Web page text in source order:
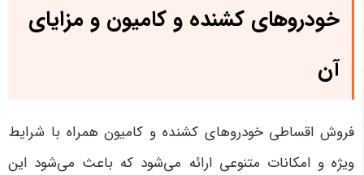
خودروهای کشنده و کامیون و مزایای
آن
فروش اقساطی خودروهای کشنده و کامیون همراه با شرایط
ویژه و امکانات متنوعی ارائه می‌شود که باعث می‌شود این